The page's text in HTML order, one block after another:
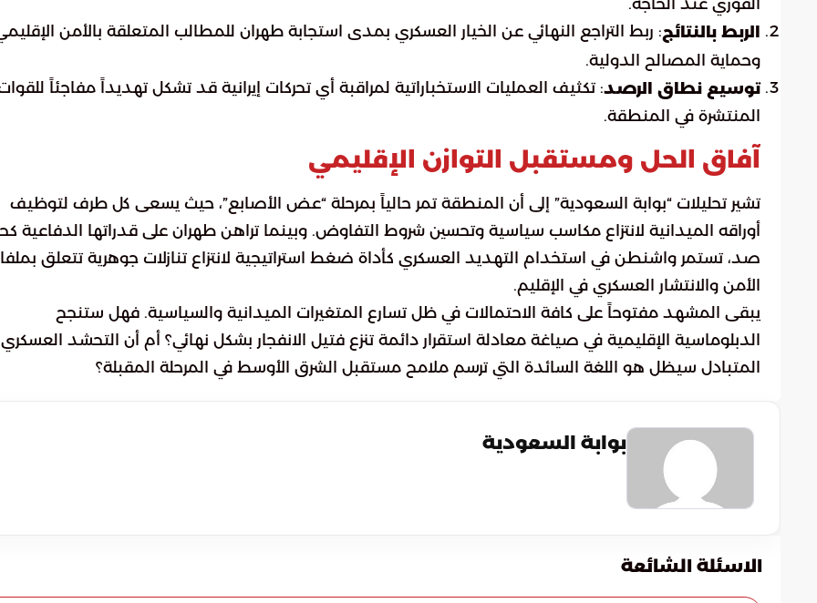
الفوري عند الحاجة.
الربط بالنتائج: ربط التراجع النهائي عن الخيار العسكري بمدى استجابة طهران للمطالب المتعلقة بالأمن
وحماية المصالح الدولية.
توسيع نطاق الرصد: تكثيف العمليات الاستخباراتية لمراقبة أي تحركات إيرانية قد تشكل تهديداً مفاجئاً
المنتشرة في المنطقة.
آفاق الحل ومستقبل التوازن الإقليمي
تشير تحليلات “بوابة السعودية” إلى أن المنطقة تمر حالياً بمرحلة “عض الأصابع”، حيث يسعى كل طرف لتوظيف
أوراقه الميدانية لانتزاع مكاسب سياسية وتحسين شروط التفاوض. وبينما تراهن طهران على قدراتها الدفاعية
صد، تستمر واشنطن في استخدام التهديد العسكري كأداة ضغط استراتيجية لانتزاع تنازلات جوهرية تتعلق
الأمن والانتشار العسكري في الإقليم.
يبقى المشهد مفتوحاً على كافة الاحتمالات في ظل تسارع المتغيرات الميدانية والسياسية. فهل ستنجح
الدبلوماسية الإقليمية في صياغة معادلة استقرار دائمة تنزع فتيل الانفجار بشكل نهائي؟ أم أن التحشد العسكري
المتبادل سيظل هو اللغة السائدة التي ترسم ملامح مستقبل الشرق الأوسط في المرحلة المقبلة؟
بوابة السعودية
الاسئلة الشائعة